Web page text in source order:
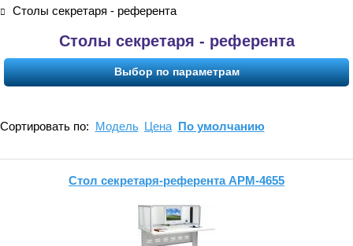
Столы секретаря - референта
Столы секретаря - референта
Выбор по параметрам
Сортировать по: Модель Цена По умолчанию
Стол секретаря-референта АРМ-4655